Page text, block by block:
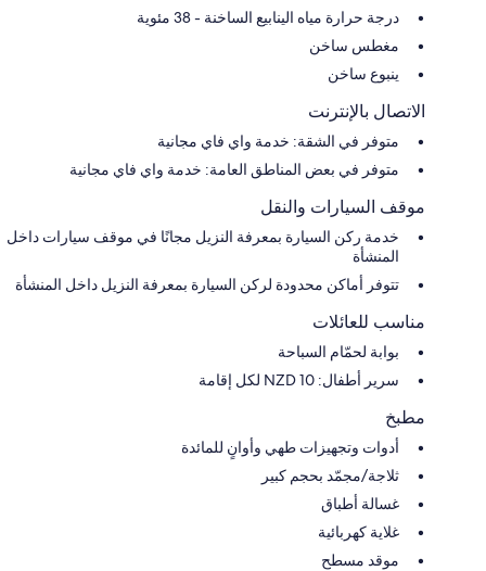
درجة حرارة مياه الينابيع الساخنة - 38 مئوية
مغطس ساخن
ينبوع ساخن
الاتصال بالإنترنت
متوفر في الشقة: خدمة واي فاي مجانية
متوفر في بعض المناطق العامة: خدمة واي فاي مجانية
موقف السيارات والنقل
خدمة ركن السيارة بمعرفة النزيل مجانًا في موقف سيارات داخل
المنشأة
تتوفر أماكن محدودة لركن السيارة بمعرفة النزيل داخل المنشأة
مناسب للعائلات
بوابة لحمّام السباحة
سرير أطفال: NZD 10 لكل إقامة
مطبخ
أدوات وتجهيزات طهي وأوانٍ للمائدة
ثلاجة/مجمّد بحجم كبير
غسالة أطباق
غلاية كهربائية
موقد مسطح